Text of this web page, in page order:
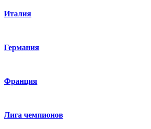
Италия
Германия
Франция
Лига чемпионов